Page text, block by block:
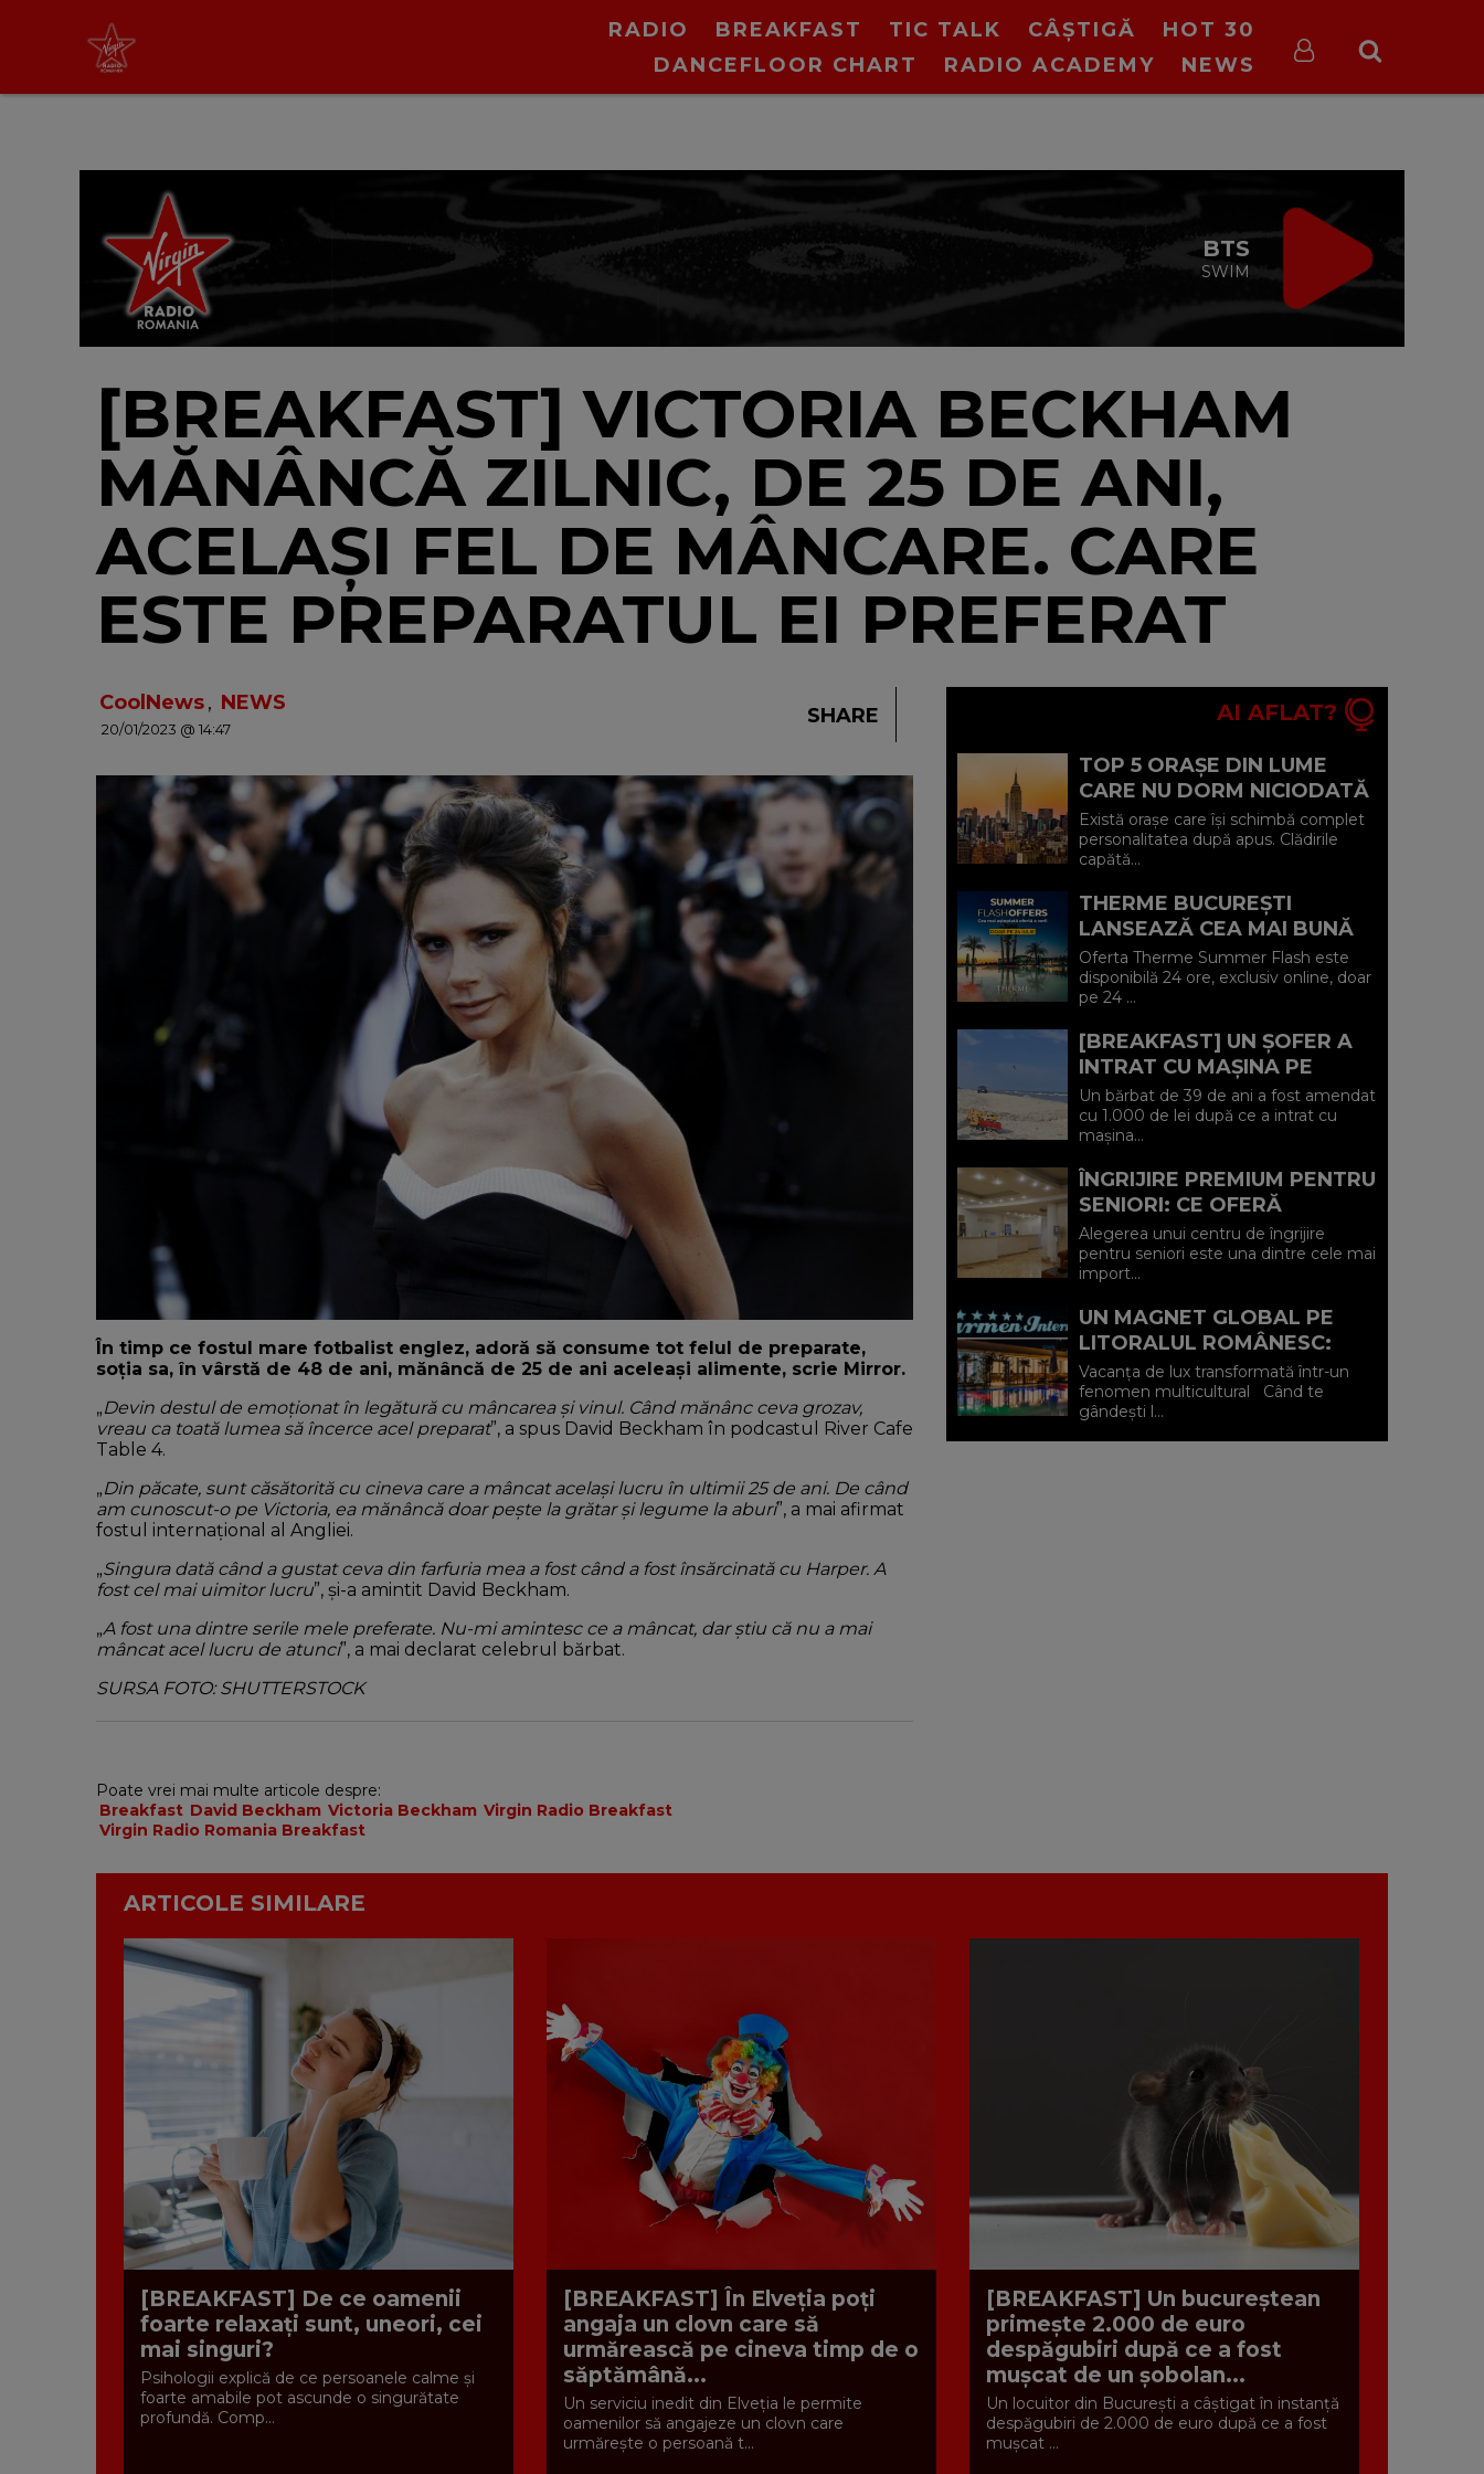
RADIO BREAKFAST TIC TALK CÂȘTIGĂ
HOT 30
DANCEFLOOR CHART
RADIO ACADEMY NEWS
DRIVE TIME
[BREAKFAST] VICTORIA BECKHAM
MĂNÂNCĂ ZILNIC, DE 25 DE ANI,
ACELAȘI FEL DE MÂNCARE. CARE
ESTE PREPARATUL EI PREFERAT
CoolNews, NEWS
20/01/2023 @ 14:47
SHARE
În timp ce fostul mare fotbalist englez, adoră să consume tot felul de preparate,
soția sa, în vârstă de 48 de ani, mănâncă de 25 de ani aceleași alimente, scrie Mirror.
„Devin destul de emoționat în legătură cu mâncarea și vinul. Când mănânc ceva grozav,
vreau ca toată lumea să încerce acel preparat”, a spus David Beckham în podcastul River Cafe
Table 4.
„Din păcate, sunt căsătorită cu cineva care a mâncat același lucru în ultimii 25 de ani. De când
am cunoscut-o pe Victoria, ea mănâncă doar pește la grătar și legume la aburi”, a mai afirmat
fostul internațional al Angliei.
„Singura dată când a gustat ceva din farfuria mea a fost când a fost însărcinată cu Harper. A
fost cel mai uimitor lucru”, și-a amintit David Beckham.
„A fost una dintre serile mele preferate. Nu-mi amintesc ce a mâncat, dar știu că nu a mai
mâncat acel lucru de atunci”, a mai declarat celebrul bărbat.
SURSA FOTO: SHUTTERSTOCK
Poate vrei mai multe articole despre:
Breakfast David Beckham Victoria Beckham Virgin Radio Breakfast
Virgin Radio Romania Breakfast
AI AFLAT?
TOP 5 ORAȘE DIN LUME
CARE NU DORM NICIODATĂ
ȘI POVEȘTILE DIN SPATELE
CELOR MAI CELEBRE
BULEVARDE DE ...
Există orașe care își schimbă complet
personalitatea după apus. Clădirile
capătă...
THERME BUCUREȘTI
LANSEAZĂ CEA MAI BUNĂ
OFERTĂ A VERII: MINUS 20%
LA VOUCHERE, DOAR PE 24
IULIE (P)...
Oferta Therme Summer Flash este
disponibilă 24 ore, exclusiv online, doar
pe 24 ...
[BREAKFAST] UN ȘOFER A
INTRAT CU MAȘINA PE
PLAJA DIN VADU ȘI A FOST
AMENDAT.
Un bărbat de 39 de ani a fost amendat
cu 1.000 de lei după ce a intrat cu
mașina...
ÎNGRIJIRE PREMIUM PENTRU
SENIORI: CE OFERĂ
CENTRUL AFFINITY LIFE
CARE (P)
Alegerea unui centru de îngrijire
pentru seniori este una dintre cele mai
import...
UN MAGNET GLOBAL PE
LITORALUL ROMÂNESC:
HOTEL CARMEN
INTERNATIONAL 5★ DIN
VENUS (P)
Vacanța de lux transformată într-un
fenomen multicultural Când te
gândești l...
ARTICOLE SIMILARE
[BREAKFAST] De ce oamenii
foarte relaxați sunt, uneori, cei
mai singuri?
Psihologii explică de ce persoanele calme și
foarte amabile pot ascunde o singurătate
profundă. Comp...
[BREAKFAST] În Elveția poți
angaja un clovn care să
urmărească pe cineva timp de o
săptămână...
Un serviciu inedit din Elveția le permite
oamenilor să angajeze un clovn care
urmărește o persoană t...
[BREAKFAST] Un bucureștean
primește 2.000 de euro
despăgubiri după ce a fost
mușcat de un șobolan...
Un locuitor din București a câștigat în instanță
despăgubiri de 2.000 de euro după ce a fost
mușcat ...